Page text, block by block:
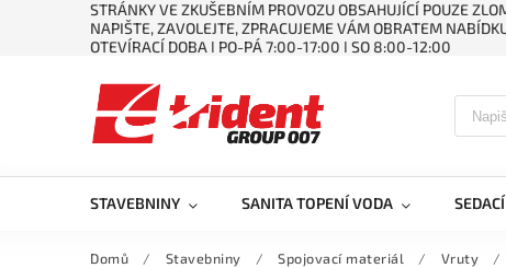
STRÁNKY VE ZKUŠEBNÍM PROVOZU OBSAHUJÍCÍ POUZE
NAPIŠTE, ZAVOLEJTE, ZPRACUJEME VÁM OBRATEM
OTEVÍRACÍ DOBA ǀ PO-PÁ 7:00-17:00 ǀ SO 8:00-12:00
STAVEBNINY SANITA TOPENÍ VODA
Domů / Stavebniny / Spojovací materiál / Vruty /